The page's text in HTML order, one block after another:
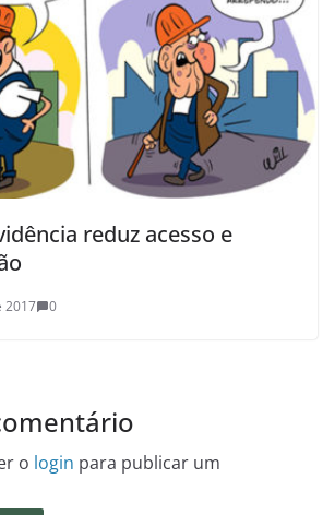
reduz acesso e
2017 0
o login para publicar um